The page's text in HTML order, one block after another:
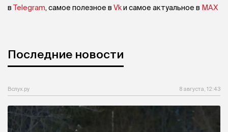
в Telegram, самое полезное в Vkи самое актуальное в MAX
Последние новости
Вслух.ру 8 августа, 12:43